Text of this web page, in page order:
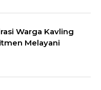
Warga Kavling
Melayani